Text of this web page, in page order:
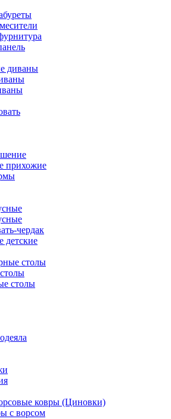
диваны
прихожие
чердак
детские
столы
столы
ковры (Циновки)
с ворсом